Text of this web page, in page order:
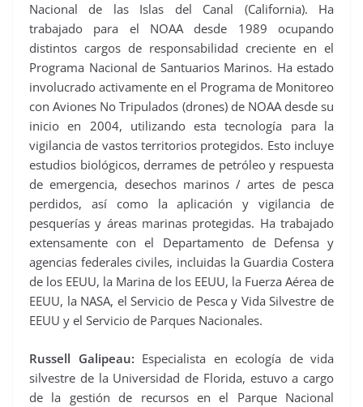
Nacional de las Islas del Canal (California). Ha
trabajado para el NOAA desde 1989 ocupando
distintos cargos de responsabilidad creciente en el
Programa Nacional de Santuarios Marinos. Ha estado
involucrado activamente en el Programa de Monitoreo
con Aviones No Tripulados (drones) de NOAA desde su
inicio en 2004, utilizando esta tecnología para la
vigilancia de vastos territorios protegidos. Esto incluye
estudios biológicos, derrames de petróleo y respuesta
de emergencia, desechos marinos / artes de pesca
perdidos, así como la aplicación y vigilancia de
pesquerías y áreas marinas protegidas. Ha trabajado
extensamente con el Departamento de Defensa y
agencias federales civiles, incluidas la Guardia Costera
de los EEUU, la Marina de los EEUU, la Fuerza Aérea de
EEUU, la NASA, el Servicio de Pesca y Vida Silvestre de
EEUU y el Servicio de Parques Nacionales.
Russell Galipeau: Especialista en ecología de vida
silvestre de la Universidad de Florida, estuvo a cargo
de la gestión de recursos en el Parque Nacional